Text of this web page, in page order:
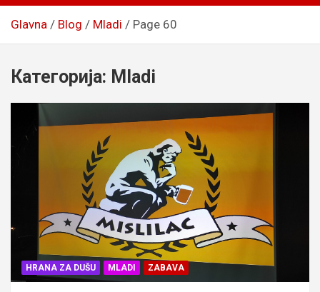
Glavna Blog Mladi Page 60
Категорија: Mladi
HRANA ZA DUŠU MLADI ZABAVA